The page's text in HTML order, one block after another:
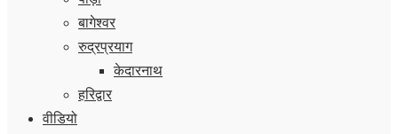
बागेश्वर
रुद्रप्रयाग
केदारनाथ
हरिद्वार
वीडियो